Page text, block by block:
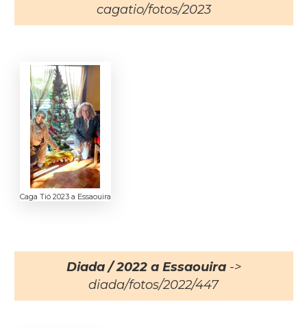
cagatio/fotos/2023
Caga Tió 2023 a Essaouira
Diada / 2022 a Essaouira->
diada/fotos/2022/447